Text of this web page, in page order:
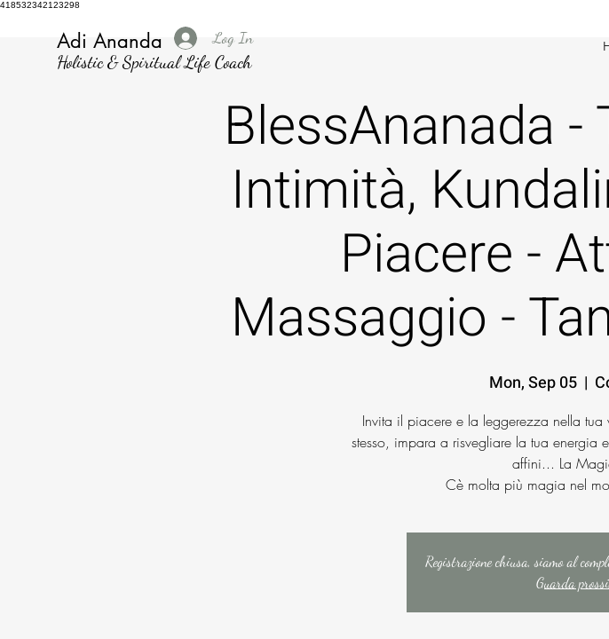
418532342123298
Adi Ananda
Holistic & Spiritual Life Coach
Log In
BlessAnanada
Intimità,
Piacere -
Massaggio -
Mon, Sep 05
  |
Invita il piacere e la leggerezza nella
stesso, impara a risvegliare la tua
affini... La
Cè molta più magia nel
Registrazione chiusa, siamo al
Guarda